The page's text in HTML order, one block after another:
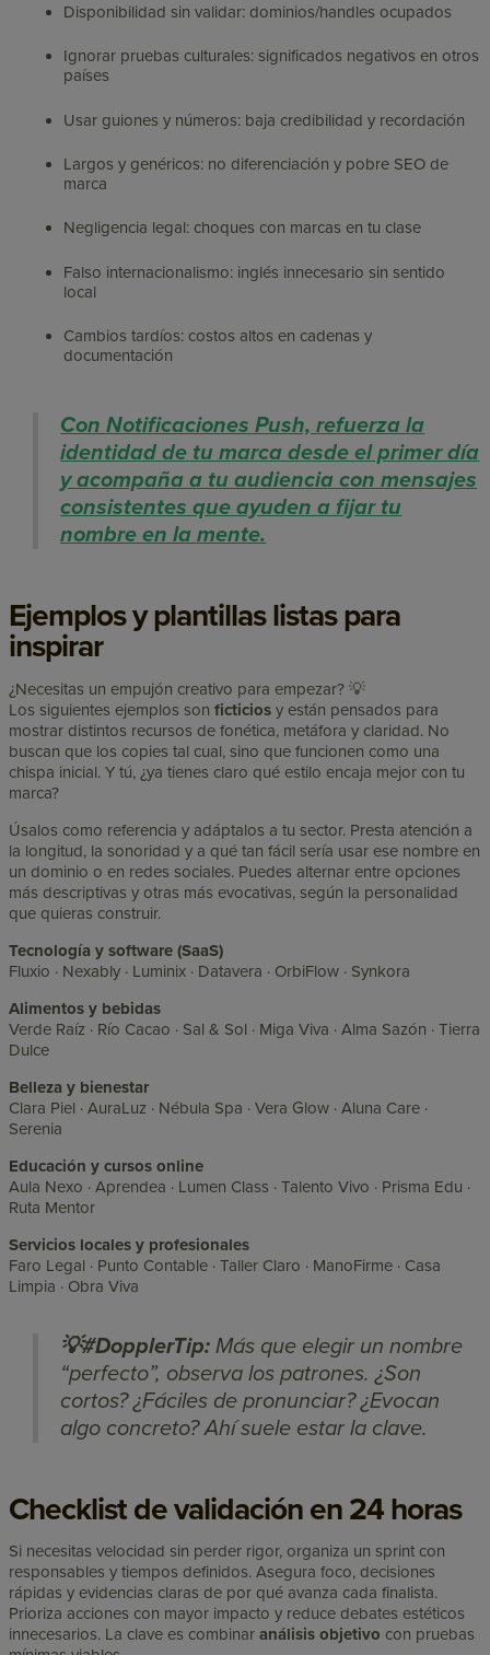
Disponibilidad sin validar: dominios/handles ocupados
Ignorar pruebas culturales: significados negativos en otros
países
Usar guiones y números: baja credibilidad y recordación
Largos y genéricos: no diferenciación y pobre SEO de
marca
Negligencia legal: choques con marcas en tu clase
Falso internacionalismo: inglés innecesario sin sentido
local
Cambios tardíos: costos altos en cadenas y
documentación
Con Notificaciones Push, refuerza la
identidad de tu marca desde el primer día
y acompaña a tu audiencia con mensajes
consistentes que ayuden a fijar tu
nombre en la mente.
Ejemplos y plantillas listas para
inspirar
¿Necesitas un empujón creativo para empezar? 💡
Los siguientes ejemplos sonficticios y están pensados para
mostrar distintos recursos de fonética, metáfora y claridad. No
buscan que los copies tal cual, sino que funcionen como una
chispa inicial. Y tú, ¿ya tienes claro qué estilo encaja mejor con tu
marca?
Úsalos como referencia y adáptalos a tu sector. Presta atención a
la longitud, la sonoridad y a qué tan fácil sería usar ese nombre en
un dominio o en redes sociales. Puedes alternar entre opciones
más descriptivas y otras más evocativas, según la personalidad
que quieras construir.
Tecnología y software (SaaS)
Fluxio · Nexably · Luminix · Datavera · OrbiFlow · Synkora
Alimentos y bebidas
Verde Raíz · Río Cacao · Sal & Sol · Miga Viva · Alma Sazón · Tierra
Dulce
Belleza y bienestar
Clara Piel · AuraLuz · Nébula Spa · Vera Glow · Aluna Care ·
Serenia
Educación y cursos online
Aula Nexo · Aprendea · Lumen Class · Talento Vivo · Prisma Edu ·
Ruta Mentor
Servicios locales y profesionales
Faro Legal · Punto Contable · Taller Claro · ManoFirme · Casa
Limpia · Obra Viva
💡#DopplerTip: Más que elegir un nombre
“perfecto”, observa los patrones. ¿Son
cortos? ¿Fáciles de pronunciar? ¿Evocan
algo concreto? Ahí suele estar la clave.
Checklist de validación en 24 horas
Si necesitas velocidad sin perder rigor, organiza un sprint con
responsables y tiempos definidos. Asegura foco, decisiones
rápidas y evidencias claras de por qué avanza cada finalista.
Prioriza acciones con mayor impacto y reduce debates estéticos
innecesarios. La clave es combinaranálisis objetivo con pruebas